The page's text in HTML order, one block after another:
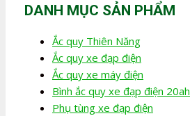
DANH MỤC SẢN PHẨM
Ắc quy Thiên Năng
Ắc quy xe đạp điện
Ắc quy xe máy điện
Bình ắc quy xe đạp điện 20ah
Phụ tùng xe đạp điện